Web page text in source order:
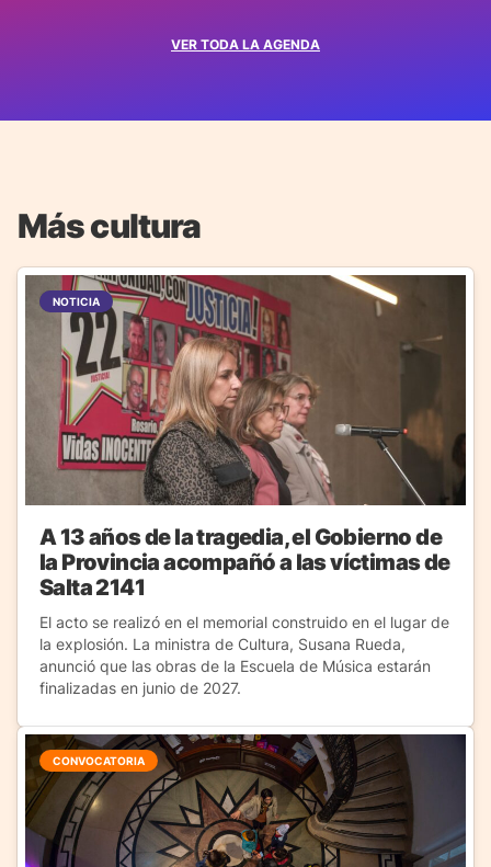
VER TODA LA AGENDA
Más cultura
NOTICIA
A 13 años de la tragedia, el Gobierno de
la Provincia acompañó a las víctimas de
Salta 2141
El acto se realizó en el memorial construido en el lugar de
la explosión. La ministra de Cultura, Susana Rueda,
anunció que las obras de la Escuela de Música estarán
finalizadas en junio de 2027.
CONVOCATORIA